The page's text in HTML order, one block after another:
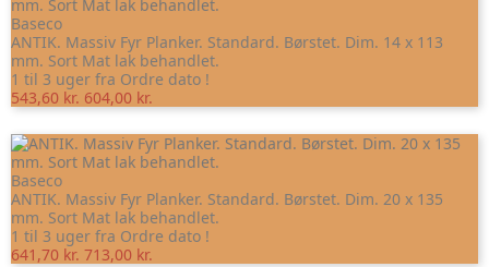
Baseco
ANTIK. Massiv Fyr Planker. Standard. Børstet. Dim. 14 x 113
mm. Sort Mat lak behandlet.
1 til 3 uger fra Ordre dato !
543,60 kr. 604,00 kr.
Baseco
ANTIK. Massiv Fyr Planker. Standard. Børstet. Dim. 20 x 135
mm. Sort Mat lak behandlet.
1 til 3 uger fra Ordre dato !
641,70 kr. 713,00 kr.